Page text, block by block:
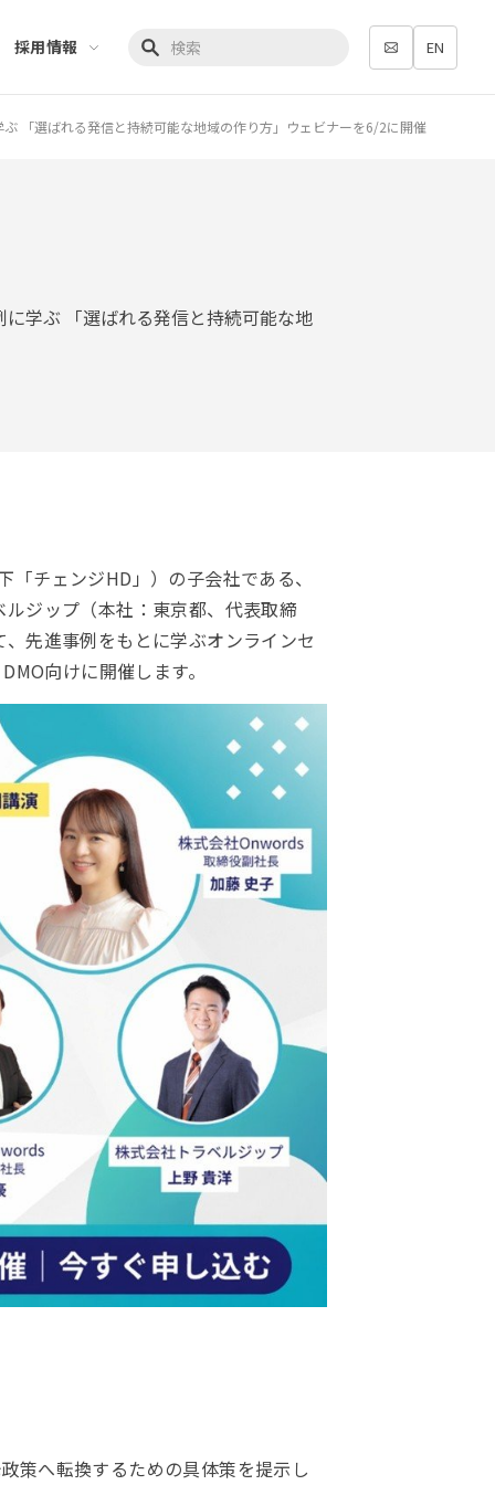
採用情報
検索キーワード入力
EN
「選ばれる発信と持続可能な地域の作り方」ウェビナーを6/2に開催
学ぶ 「選ばれる発信と持続可能な地
チェンジHD」）の子会社である、
ジップ（本社：東京都、代表取締
先進事例をもとに学ぶオンラインセ
向けに開催します。
策へ転換するための具体策を提示し